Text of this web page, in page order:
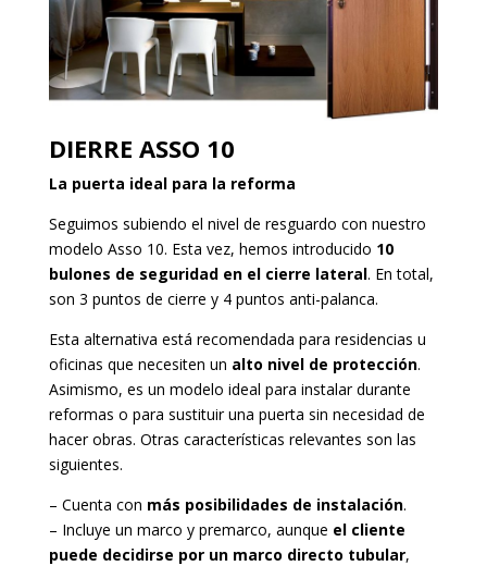
DIERRE ASSO 10
La puerta ideal para la reforma
Seguimos subiendo el nivel de resguardo con nuestro
modelo Asso 10. Esta vez, hemos introducido 10
bulones de seguridad en el cierre lateral. En total,
son 3 puntos de cierre y 4 puntos anti-palanca.
Esta alternativa está recomendada para residencias u
oficinas que necesiten un alto nivel de protección.
Asimismo, es un modelo ideal para instalar durante
reformas o para sustituir una puerta sin necesidad de
hacer obras. Otras características relevantes son las
siguientes.
– Cuenta con más posibilidades de instalación.
– Incluye un marco y premarco, aunque el cliente
puede decidirse por un marco directo tubular,